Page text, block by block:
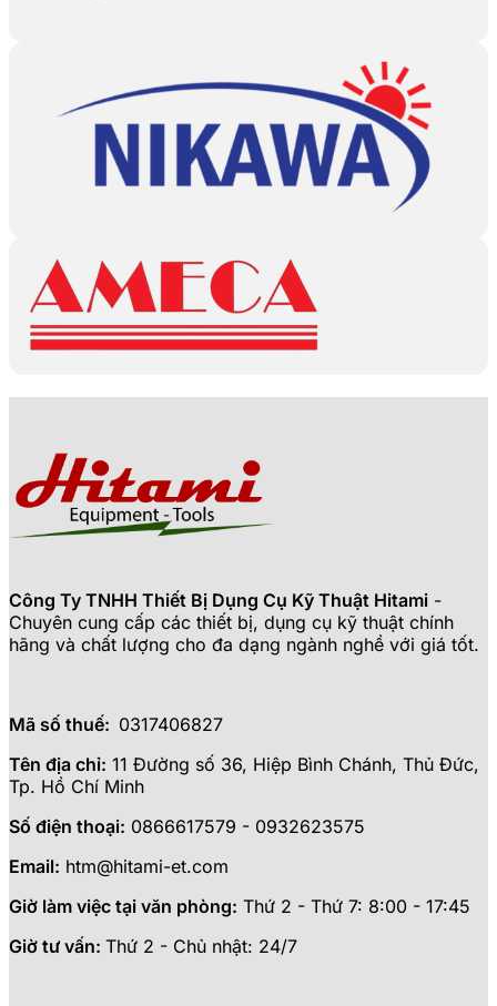
Công Ty TNHH Thiết Bị Dụng Cụ Kỹ Thuật Hitami -
Chuyên cung cấp các thiết bị, dụng cụ kỹ thuật chính
hãng và chất lượng cho đa dạng ngành nghề với giá tốt.
Mã số thuế: 0317406827
Tên địa chỉ: 11 Đường số 36, Hiệp Bình Chánh, Thủ Đức,
Tp. Hồ Chí Minh
Số điện thoại: 0866617579 - 0932623575
Email: htm@hitami-et.com
Giờ làm việc tại văn phòng: Thứ 2 - Thứ 7: 8:00 - 17:45
Giờ tư vấn: Thứ 2 - Chủ nhật: 24/7